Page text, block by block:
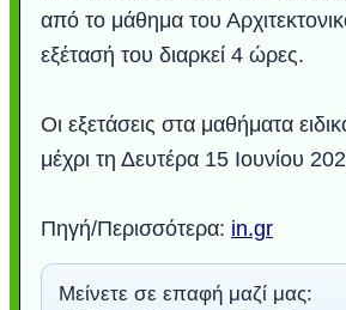
από το μάθημα του
εξέτασή του διαρκεί 4 ώρες.
Οι εξετάσεις στα μαθήματα
μέχρι τη Δευτέρα 15 Ιουνίου
Πηγή/Περισσότερα: in.gr
Μείνετε σε επαφή μαζί μας: